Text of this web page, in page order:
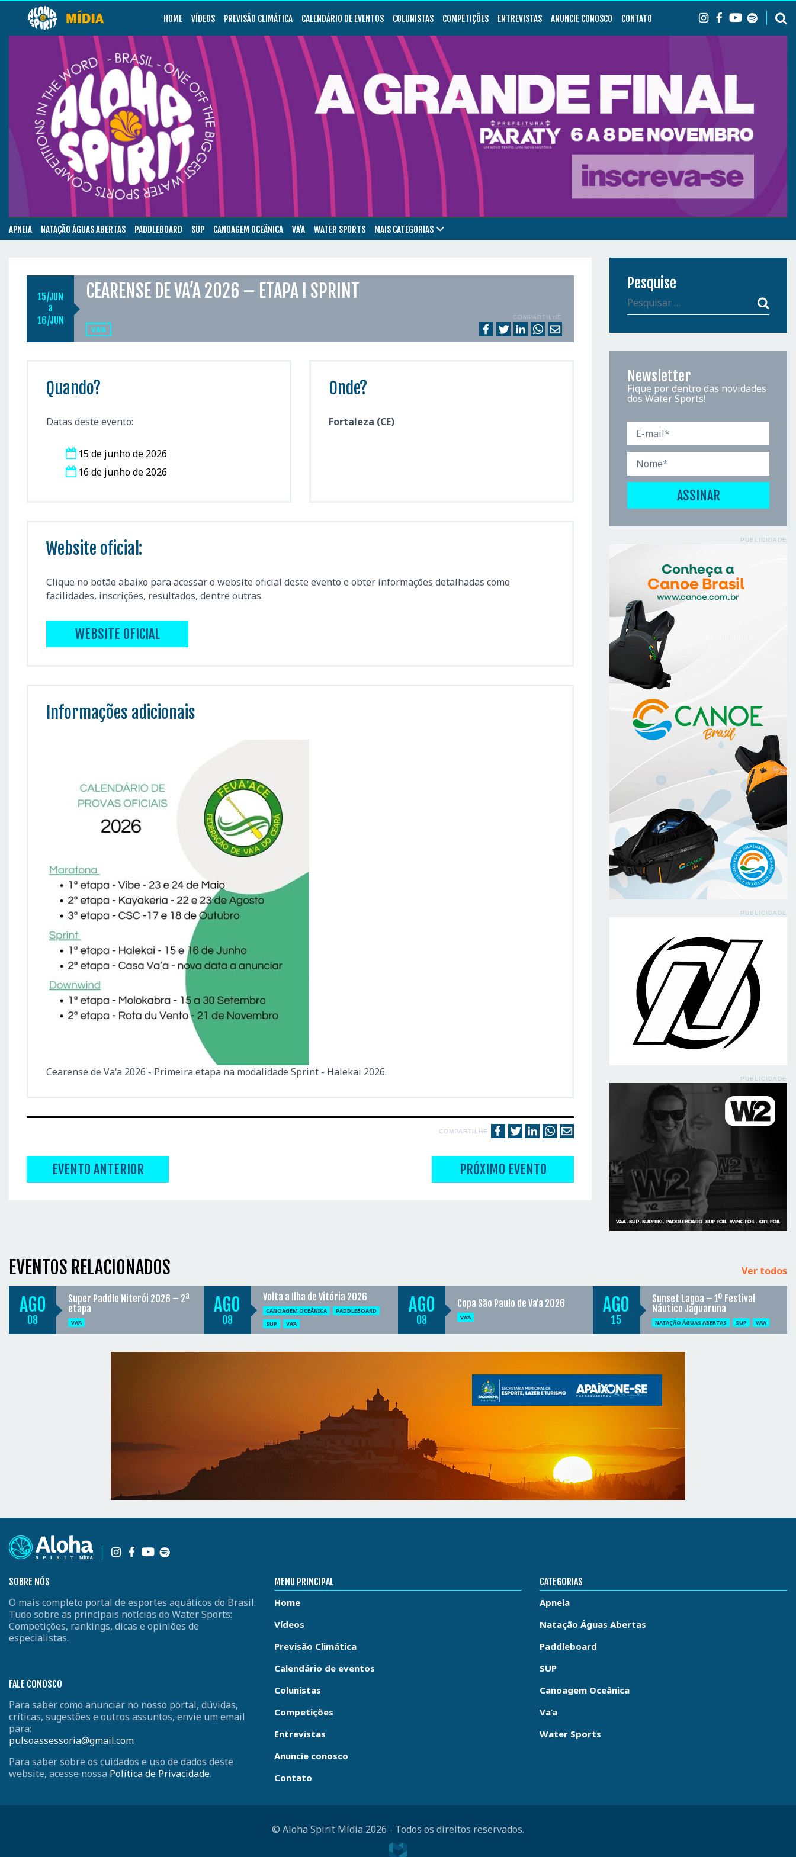
HOME VÍDEOS PREVISÃO CLIMÁTICA CALENDÁRIO DE EVENTOS COLUNISTAS COMPETIÇÕES ENTREVISTAS ANUNCIE CONOSCO CONTATO
APNEIA NATAÇÃO ÁGUAS ABERTAS PADDLEBOARD SUP CANOAGEM OCEÂNICA VA’A WATER SPORTS MAIS CATEGORIAS
15JUN
a
16JUN
CEARENSE DE VA’A 2026 – ETAPA I SPRINT
VA'A
COMPARTILHE
Quando?
Datas deste evento:
15 de junho de 2026
16 de junho de 2026
Onde?
Fortaleza (CE)
Website oficial:
Clique no botão abaixo para acessar o website oficial deste evento e obter informações detalhadas como
facilidades, inscrições, resultados, dentre outras.
WEBSITE OFICIAL
Informações adicionais
Cearense de Va'a 2026 - Primeira etapa na modalidade Sprint - Halekai 2026.
COMPARTILHE
EVENTO ANTERIOR PRÓXIMO EVENTO
Pesquise
Newsletter
Fique por dentro das novidades
dos Water Sports!
PUBLICIDADE
PUBLICIDADE
PUBLICIDADE
EVENTOS RELACIONADOS Ver todos
AGO
08
Super Paddle Niterói 2026 – 2ª
etapa
VA'A
AGO
08
Volta a Ilha de Vitória 2026
CANOAGEM OCEÂNICA
PADDLEBOARD
SUP
VA'A
AGO
08
Copa São Paulo de Va’a 2026
VA'A
AGO
15
Sunset Lagoa – 1º Festival
Náutico Jaguaruna
NATAÇÃO ÁGUAS ABERTAS SUP VA'A
SOBRE NÓS
O mais completo portal de esportes aquáticos do Brasil.
Tudo sobre as principais notícias do Water Sports:
Competições, rankings, dicas e opiniões de
especialistas.
FALE CONOSCO
Para saber como anunciar no nosso portal, dúvidas,
críticas, sugestões e outros assuntos, envie um email
para:
pulsoassessoria@gmail.com
Para saber sobre os cuidados e uso de dados deste
website, acesse nossa Política de Privacidade.
MENU PRINCIPAL
Home
Vídeos
Previsão Climática
Calendário de eventos
Colunistas
Competições
Entrevistas
Anuncie conosco
Contato
CATEGORIAS
Apneia
Natação Águas Abertas
Paddleboard
SUP
Canoagem Oceânica
Va’a
Water Sports
© Aloha Spirit Mídia 2026 - Todos os direitos reservados.